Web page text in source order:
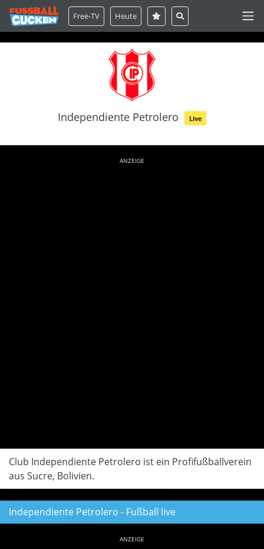
Free-TV Heute
Independiente Petrolero Live
ANZEIGE
Club Independiente Petrolero ist ein Profifußballverein
aus Sucre, Bolivien.
Independiente Petrolero - Fußball live
ANZEIGE